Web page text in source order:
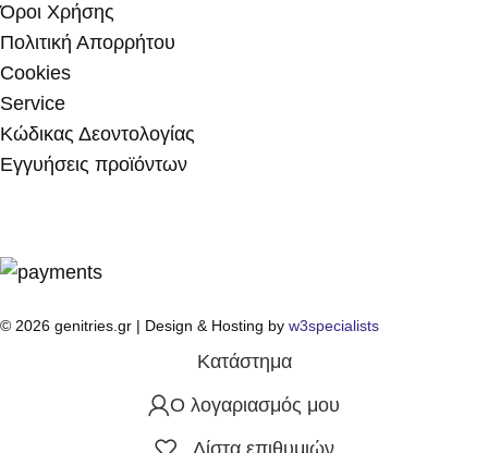
Όροι Χρήσης
Πολιτική Απορρήτου
Cookies
Service
Κώδικας Δεοντολογίας
Εγγυήσεις προϊόντων
© 2026 genitries.gr | Design & Hosting by w3specialists
Κατάστημα
Ο λογαριασμός μου